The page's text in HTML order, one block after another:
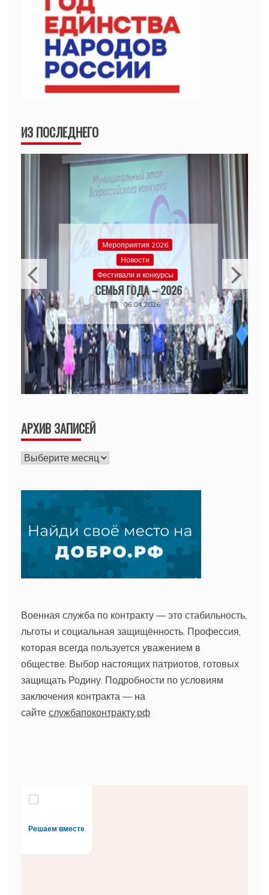
ИЗ ПОСЛЕДНЕГО
Мероприятия 2026
Новости
Фестивали и конкурсы
СЕМЬЯ ГОДА – 2026
06.04.2026
АРХИВ ЗАПИСЕЙ
Архив
Военная служба по контракту — это стабильность,
льготы и социальная защищённость. Профессия,
которая всегда пользуется уважением в
обществе. Выбор настоящих патриотов, готовых
защищать Родину. Подробности по условиям
заключения контракта — на
сайте службапоконтракту.рф
Решаем вместе